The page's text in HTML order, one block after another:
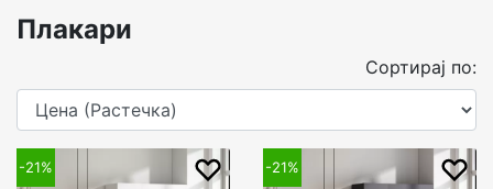
Плакари
Сортирај по:
-21% -21%